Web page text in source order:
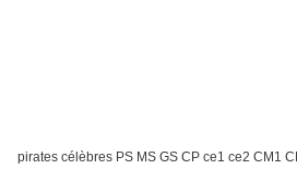
pirates célèbres PS MS GS CP ce1 ce2 CM1